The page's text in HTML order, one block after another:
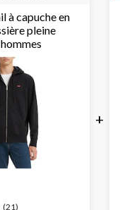
à capuche en
pleine
(21)
+